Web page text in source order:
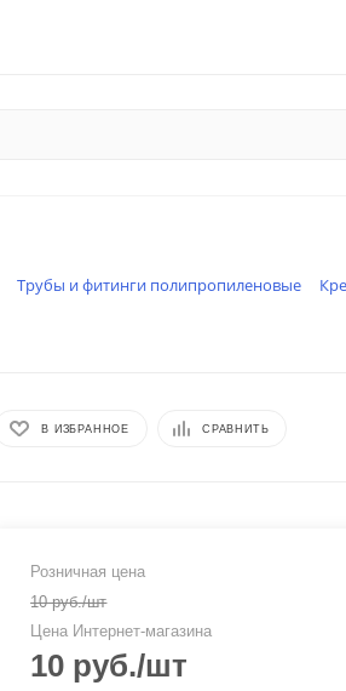
Трубы и фитинги полипропиленовые
В ИЗБРАННОЕ СРАВНИТЬ
Розничная цена
10руб./шт
Цена Интернет-магазина
10 руб./шт